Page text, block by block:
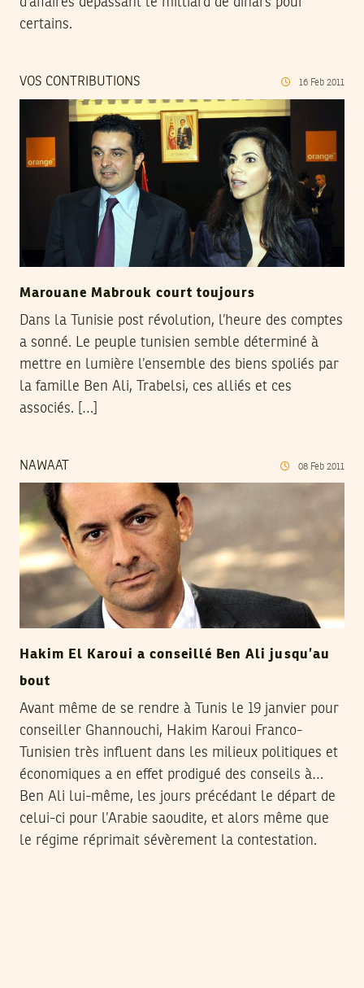
certains.
VOS CONTRIBUTIONS 16 Feb 2011
Marouane Mabrouk court toujours
Dans la Tunisie post révolution, l’heure des comptes
a sonné. Le peuple tunisien semble déterminé à
mettre en lumière l’ensemble des biens spoliés par
la famille Ben Ali, Trabelsi, ces alliés et ces
associés. […]
NAWAAT 08 Feb 2011
Hakim El Karoui a conseillé Ben Ali jusqu’au
bout
Avant même de se rendre à Tunis le 19 janvier pour
conseiller Ghannouchi, Hakim Karoui Franco-
Tunisien très influent dans les milieux politiques et
économiques a en effet prodigué des conseils à…
Ben Ali lui-même, les jours précédant le départ de
celui-ci pour l’Arabie saoudite, et alors même que
le régime réprimait sévèrement la contestation.